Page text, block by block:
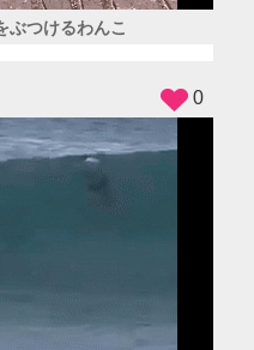
ぶつけるわんこ
0